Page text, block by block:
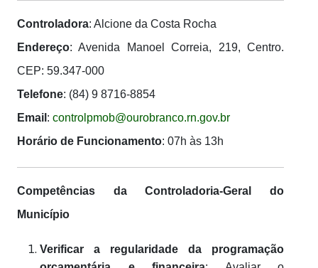
Controladora: Alcione da Costa Rocha
Endereço: Avenida Manoel Correia, 219, Centro.
CEP: 59.347-000
Telefone: (84) 9 8716-8854
Email : controlpmob@ourobranco.rn.gov.br
Horário de Funcionamento: 07h às 13h
Competências da Controladoria-Geral do
Município
Verificar a regularidade da programação